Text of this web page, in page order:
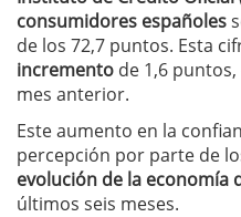
consumidores españoles
de los 72,7 puntos. Esta
incremento de 1,6
mes anterior.
Este aumento en la
percepción por parte de
evolución de la economía
últimos seis meses.